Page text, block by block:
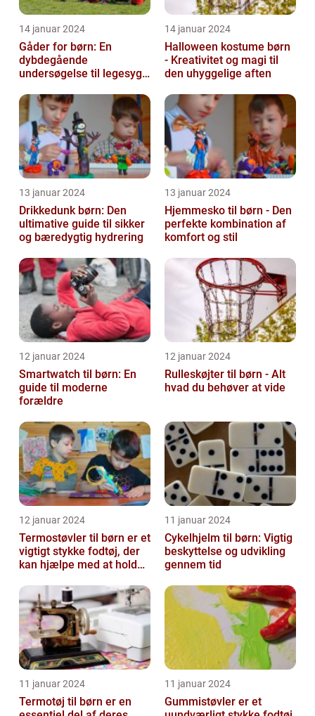
14 januar 2024
Gåder for børn: En
dybdegående
undersøgelse til legesyge
14 januar 2024
Halloween kostume børn
- Kreativitet og magi til
den uhyggelige aften
13 januar 2024
Drikkedunk børn: Den
ultimative guide til sikker
og bæredygtig hydrering
13 januar 2024
Hjemmesko til børn - Den
perfekte kombination af
komfort og stil
12 januar 2024
Smartwatch til børn: En
guide til moderne
forældre
12 januar 2024
Rulleskøjter til børn - Alt
hvad du behøver at vide
12 januar 2024
Termostøvler til børn er et
vigtigt stykke fodtøj, der
kan hjælpe med at holde
11 januar 2024
Cykelhjelm til børn: Vigtig
beskyttelse og udvikling
gennem tid
11 januar 2024
Termotøj til børn er en
11 januar 2024
Gummistøvler er et